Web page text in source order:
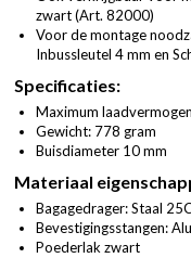
zwart (Art. 82000)
Voor de montage
Inbussleutel 4 mm en
Specificaties:
Maximum
Gewicht: 778 gram
Buisdiameter 10 mm
Materiaal
Bagagedrager: Staal
Bevestigingsstangen: Alu
Poederlak zwart